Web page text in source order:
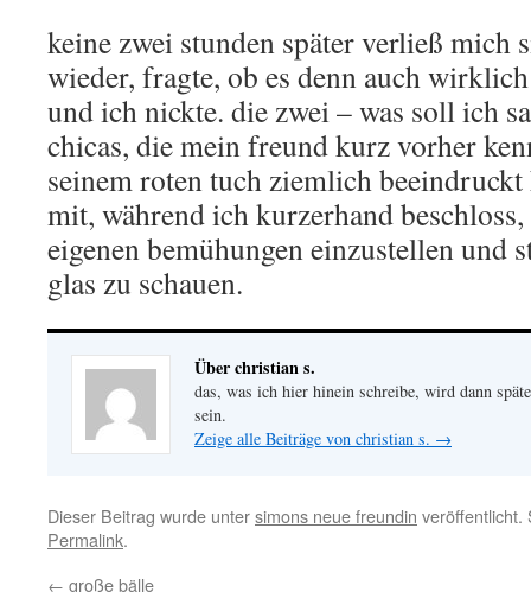
keine zwei stunden später verließ mich
wieder, fragte, ob es denn auch
und ich nickte. die zwei – was soll ich
chicas, die mein freund kurz vorher
seinem roten tuch ziemlich
mit, während ich kurzerhand
eigenen bemühungen einzustellen und
glas zu schauen.
Über christian s.
das, was ich hier hinein schreibe, wird dann
sein.
Zeige alle Beiträge von christian s. →
Dieser Beitrag wurde untersimons neue freundin veröffentlicht.
Permalink.
← große bälle